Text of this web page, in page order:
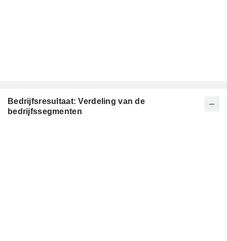
Bedrijfsresultaat: Verdeling van de
bedrijfssegmenten